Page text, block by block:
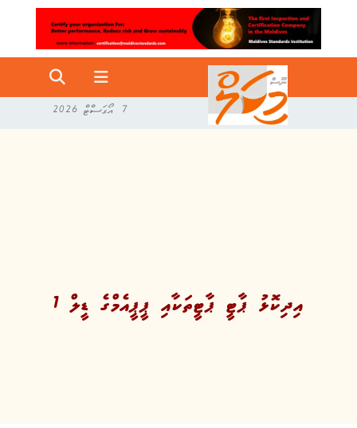
7 އޯގަސްޓް 2026
އިދިކޮޅު ޕާޓީ ޕާޓީތަކާއި ޕީޕީއެމްގެ ޑީލް 1